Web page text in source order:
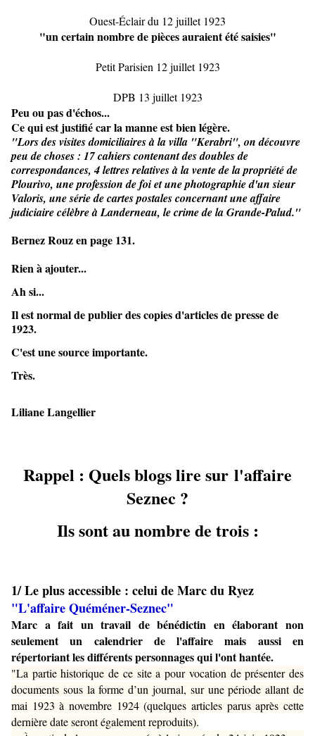
Ouest-Éclair du 12 juillet 1923
"un certain nombre de pièces auraient été saisies"
Petit Parisien 12 juillet 1923
DPB 13 juillet 1923
Peu ou pas d'échos...
Ce qui est justifié car la manne est bien légère.
"Lors des visites domiciliaires à la villa "Kerabri", on découvre
peu de choses : 17 cahiers contenant des doubles de
correspondances, 4 lettres relatives à la vente de la propriété de
Plourivo, une profession de foi et une photographie d'un sieur
Valoris, une série de cartes postales concernant une affaire
judiciaire célèbre à Landerneau, le crime de la Grande-Palud."
Bernez Rouz en page 131.
Rien à ajouter...
Ah si...
Il est normal de publier des copies d'articles de presse de
1923.
C'est une source importante.
Très.
Liliane Langellier
Rappel : Quels blogs lire sur l'affaire
Seznec ?
Ils sont au nombre de trois :
1/ Le plus accessible : celui de Marc du Ryez
"L'affaire Quéméner-Seznec"
Marc a fait un travail de bénédictin en élaborant non
seulement un calendrier de l'affaire mais aussi en
répertoriant les différents personnages qui l'ont hantée.
"La partie historique de ce site a pour vocation de présenter des
documents sous la forme d’un journal, sur une période allant de
mai 1923 à novembre 1924 (quelques articles parus après cette
dernière date seront également reproduits).